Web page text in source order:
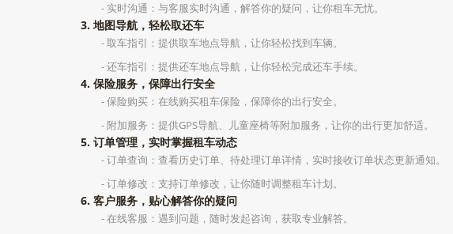
- 实时沟通：与客服实时沟通，解答你的疑问，让你租车无忧。
3. 地图导航，轻松取还车
- 取车指引：提供取车地点导航，让你轻松找到车辆。
- 还车指引：提供还车地点导航，让你轻松完成还车手续。
4. 保险服务，保障出行安全
- 保险购买：在线购买租车保险，保障你的出行安全。
- 附加服务：提供GPS导航、儿童座椅等附加服务，让你的出行更加舒适。
5. 订单管理，实时掌握租车动态
- 订单查询：查看历史订单、待处理订单详情，实时接收订单状态更新通知。
- 订单修改：支持订单修改，让你随时调整租车计划。
6. 客户服务，贴心解答你的疑问
- 在线客服：遇到问题，随时发起咨询，获取专业解答。